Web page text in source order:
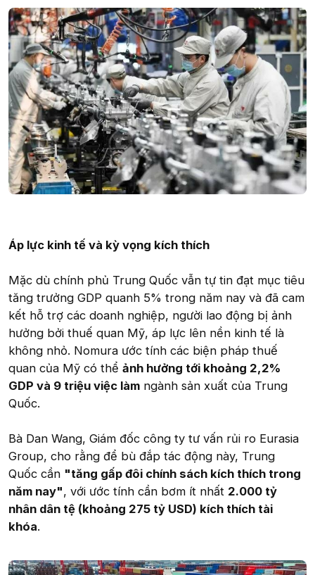
Áp lực kinh tế và kỳ vọng kích thích
Mặc dù chính phủ Trung Quốc vẫn tự tin đạt mục tiêu
tăng trưởng GDP quanh 5% trong năm nay và đã cam
kết hỗ trợ các doanh nghiệp, người lao động bị ảnh
hưởng bởi thuế quan Mỹ, áp lực lên nền kinh tế là
không nhỏ. Nomura ước tính các biện pháp thuế
quan của Mỹ có thể ảnh hưởng tới khoảng 2,2%
GDP và 9 triệu việc làm ngành sản xuất của Trung
Quốc.
Bà Dan Wang, Giám đốc công ty tư vấn rủi ro Eurasia
Group, cho rằng để bù đắp tác động này, Trung
Quốc cần "tăng gấp đôi chính sách kích thích trong
năm nay", với ước tính cần bơm ít nhất 2.000 tỷ
nhân dân tệ (khoảng 275 tỷ USD) kích thích tài
khóa.